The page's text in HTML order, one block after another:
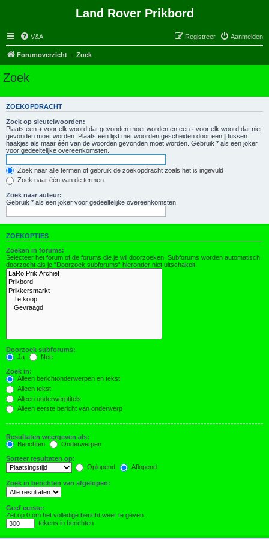
Land Rover Prikbord
V&A Aanmelden
Registreer
Forumoverzicht Zoek
Zoek
ZOEKOPDRACHT
Zoek op sleutelwoorden:
Plaats een + voor elk woord dat gevonden moet worden en een - voor elk woord dat niet
gevonden moet worden. Plaats een lijst met woorden gescheiden door een | tussen
haakjes als maar één van de woorden gevonden moet worden. Gebruik * als een joker
voor gedeeltelijke overeenkomsten.
Zoek naar alle termen of gebruik de zoekopdracht zoals het is ingevuld
Zoek naar één van de termen
Zoek naar auteur:
Gebruik * als een joker voor gedeeltelijke overeenkomsten.
ZOEKOPTIES
Zoeken in forums:
Selecteer het forum of de forums die je wil doorzoeken. Subforums worden automatisch
doorzocht als je “Doorzoek subforums“ hieronder niet uitschakelt.
Doorzoek subforums:
Ja
Nee
Zoek in:
Alleen berichtonderwerpen en tekst
Alleen tekst
Alleen onderwerptitels
Alleen eerste bericht van onderwerp
Resultaten weergeven als:
Berichten
Onderwerpen
Sorteer resultaten op:
Oplopend
Aflopend
Zoek in berichten van afgelopen:
Geef eerste:
Zet op 0 om het volledige bericht weer te geven.
tekens in berichten